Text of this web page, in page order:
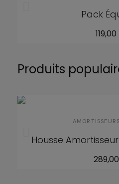
Pack
Produits
Housse